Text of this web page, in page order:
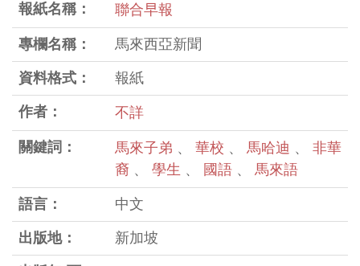
報紙名稱： 聯合早報
專欄名稱： 馬來西亞新聞
資料格式： 報紙
作者： 不詳
關鍵詞： 馬來子弟 、 華校 、 馬哈迪 、 非華
裔 、 學生 、 國語 、 馬來語
語言： 中文
出版地： 新加坡